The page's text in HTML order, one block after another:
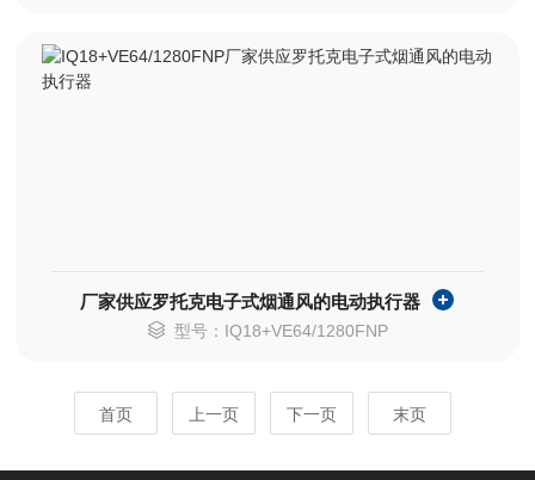
厂家供应罗托克电子式烟通风的电动执行器
型号：IQ18+VE64/1280FNP
首页 上一页 下一页 末页